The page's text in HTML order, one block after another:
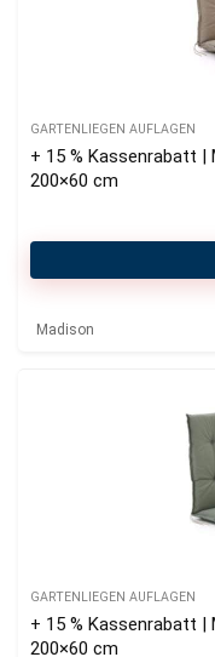
GARTENLIEGEN AUFLAGEN
+ 15 % Kassenrabatt |
200×60 cm
Madison
GARTENLIEGEN AUFLAGEN
+ 15 % Kassenrabatt |
200×60 cm